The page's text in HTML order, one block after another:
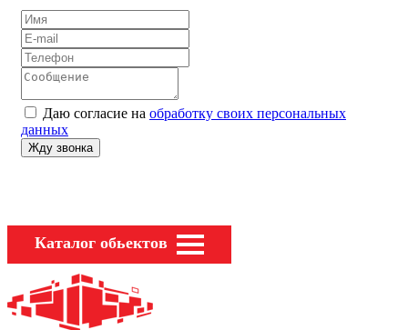
Даю согласие на обработку своих персональных
данных
Каталог обьектов